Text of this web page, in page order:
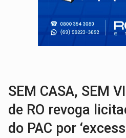
BRASIL CONTRA
SEM CASA, SEM
de RO revoga
do PAC por